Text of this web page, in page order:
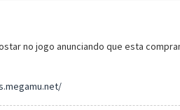
no jogo anunciando que esta